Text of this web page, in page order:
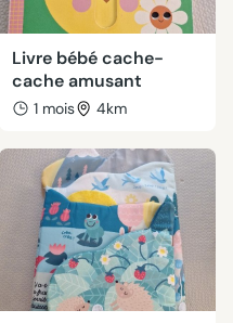
Livre bébé cache-
cache amusant
1 mois 4km